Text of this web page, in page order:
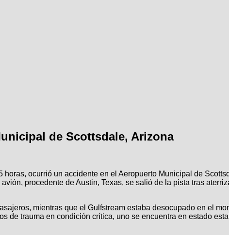
de Scottsdale, Arizona
horas, ocurrió un accidente en el Aeropuerto Municipal de
procedente de Austin, Texas, se salió de la pista tras
mientras que el Gulfstream estaba desocupado en el
de trauma en condición crítica, uno se encuentra en estado